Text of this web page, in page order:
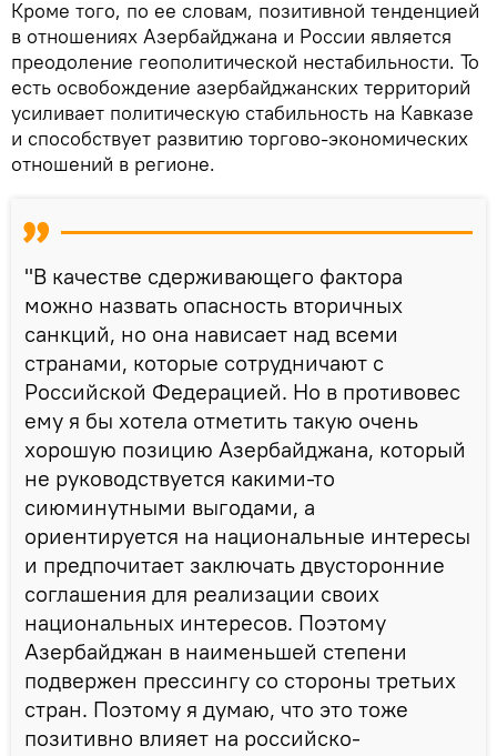
Кроме того, по ее словам, позитивной тенденцией
в отношениях Азербайджана и России является
преодоление геополитической нестабильности. То
есть освобождение азербайджанских территорий
усиливает политическую стабильность на Кавказе
и способствует развитию торгово-экономических
отношений в регионе.
"В качестве сдерживающего фактора
можно назвать опасность вторичных
санкций, но она нависает над всеми
странами, которые сотрудничают с
Российской Федерацией. Но в противовес
ему я бы хотела отметить такую очень
хорошую позицию Азербайджана, который
не руководствуется какими-то
сиюминутными выгодами, а
ориентируется на национальные интересы
и предпочитает заключать двусторонние
соглашения для реализации своих
национальных интересов. Поэтому
Азербайджан в наименьшей степени
подвержен прессингу со стороны третьих
стран. Поэтому я думаю, что это тоже
позитивно влияет на российско-